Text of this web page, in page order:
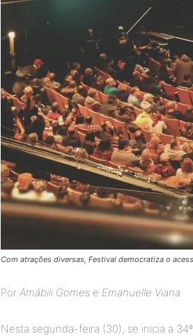
Com atrações diversas, Festival democratiza o
Por Amábili Gomes e Emanuelle Viana
Nesta segunda-feira (30), se inicia a